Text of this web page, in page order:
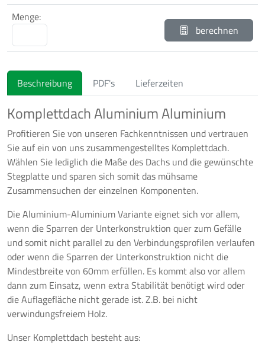
Menge:
berechnen
Beschreibung PDF's Lieferzeiten
Komplettdach Aluminium Aluminium
Profitieren Sie von unseren Fachkenntnissen und vertrauen
Sie auf ein von uns zusammengestelltes Komplettdach.
Wählen Sie lediglich die Maße des Dachs und die gewünschte
Stegplatte und sparen sich somit das mühsame
Zusammensuchen der einzelnen Komponenten.
Die Aluminium-Aluminium Variante eignet sich vor allem,
wenn die Sparren der Unterkonstruktion quer zum Gefälle
und somit nicht parallel zu den Verbindungsprofilen verlaufen
oder wenn die Sparren der Unterkonstruktion nicht die
Mindestbreite von 60mm erfüllen. Es kommt also vor allem
dann zum Einsatz, wenn extra Stabilität benötigt wird oder
die Auflagefläche nicht gerade ist. Z.B. bei nicht
verwindungsfreiem Holz.
Unser Komplettdach besteht aus: